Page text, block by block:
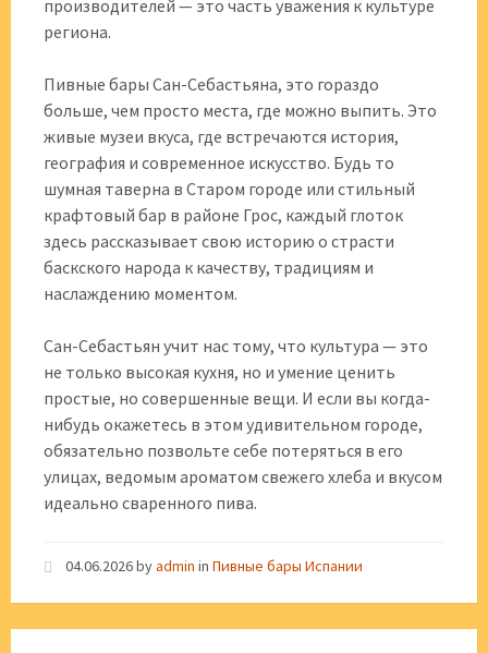
производителей — это часть уважения к культуре
региона.
Пивные бары Сан-Себастьяна, это гораздо
больше, чем просто места, где можно выпить. Это
живые музеи вкуса, где встречаются история,
география и современное искусство. Будь то
шумная таверна в Старом городе или стильный
крафтовый бар в районе Грос, каждый глоток
здесь рассказывает свою историю о страсти
баскского народа к качеству, традициям и
наслаждению моментом.
Сан-Себастьян учит нас тому, что культура — это
не только высокая кухня, но и умение ценить
простые, но совершенные вещи. И если вы когда-
нибудь окажетесь в этом удивительном городе,
обязательно позвольте себе потеряться в его
улицах, ведомым ароматом свежего хлеба и вкусом
идеально сваренного пива.
04.06.2026byadmin in Пивные бары Испании